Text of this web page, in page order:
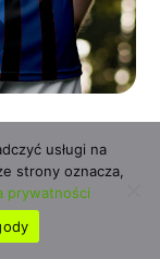
usługi na
strony oznacza,
prywatności